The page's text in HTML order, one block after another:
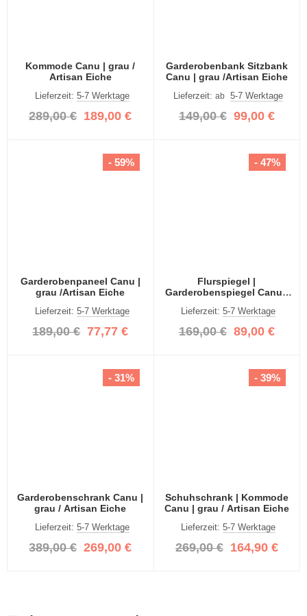
Kommode Canu | grau /
Artisan Eiche
Lieferzeit: 5-7 Werktage
289,00 € 189,00 €
Garderobenbank Sitzbank
Canu | grau /Artisan Eiche
Lieferzeit:ab 5-7 Werktage
149,00 € 99,00 €
Garderobenpaneel Canu |
grau /Artisan Eiche
Lieferzeit: 5-7 Werktage
189,00 € 77,77 €
- 59%
Flurspiegel |
Garderobenspiegel Canu |
Lieferzeit:5-7 Werktage
169,00 € 89,00 €
- 47%
Garderobenschrank Canu |
grau / Artisan Eiche
Lieferzeit: 5-7 Werktage
389,00 € 269,00 €
- 31%
Schuhschrank | Kommode
Canu | grau / Artisan Eiche
Lieferzeit:5-7 Werktage
269,00 € 164,90 €
- 39%